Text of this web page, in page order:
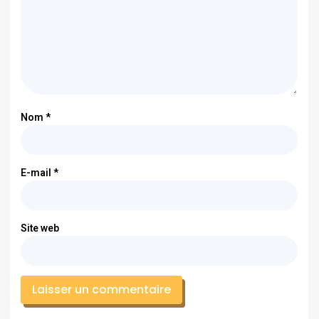
Nom*
E-mail*
Site web